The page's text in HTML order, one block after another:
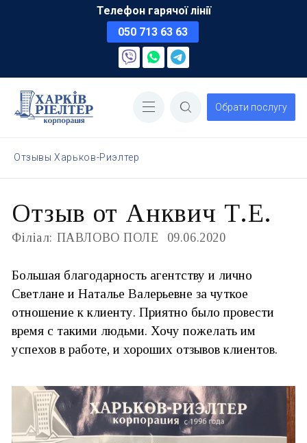
Телефон гарячої лінії
050 713 63 63
Обрати послугу
Отзывы Харьков-Риэлтер
Отзыв от Анквич Т.Е.
Філіал: ПАВЛОВО ПОЛЕ 09.06.2020
Большая благодарность агентству и лично
Светлане и Наталье Валерьевне за чуткое
отношение к клиенту. Приятно было провести
время с такими людьми. Хочу пожелать им
успехов в работе, и хороших отзывов клиентов.